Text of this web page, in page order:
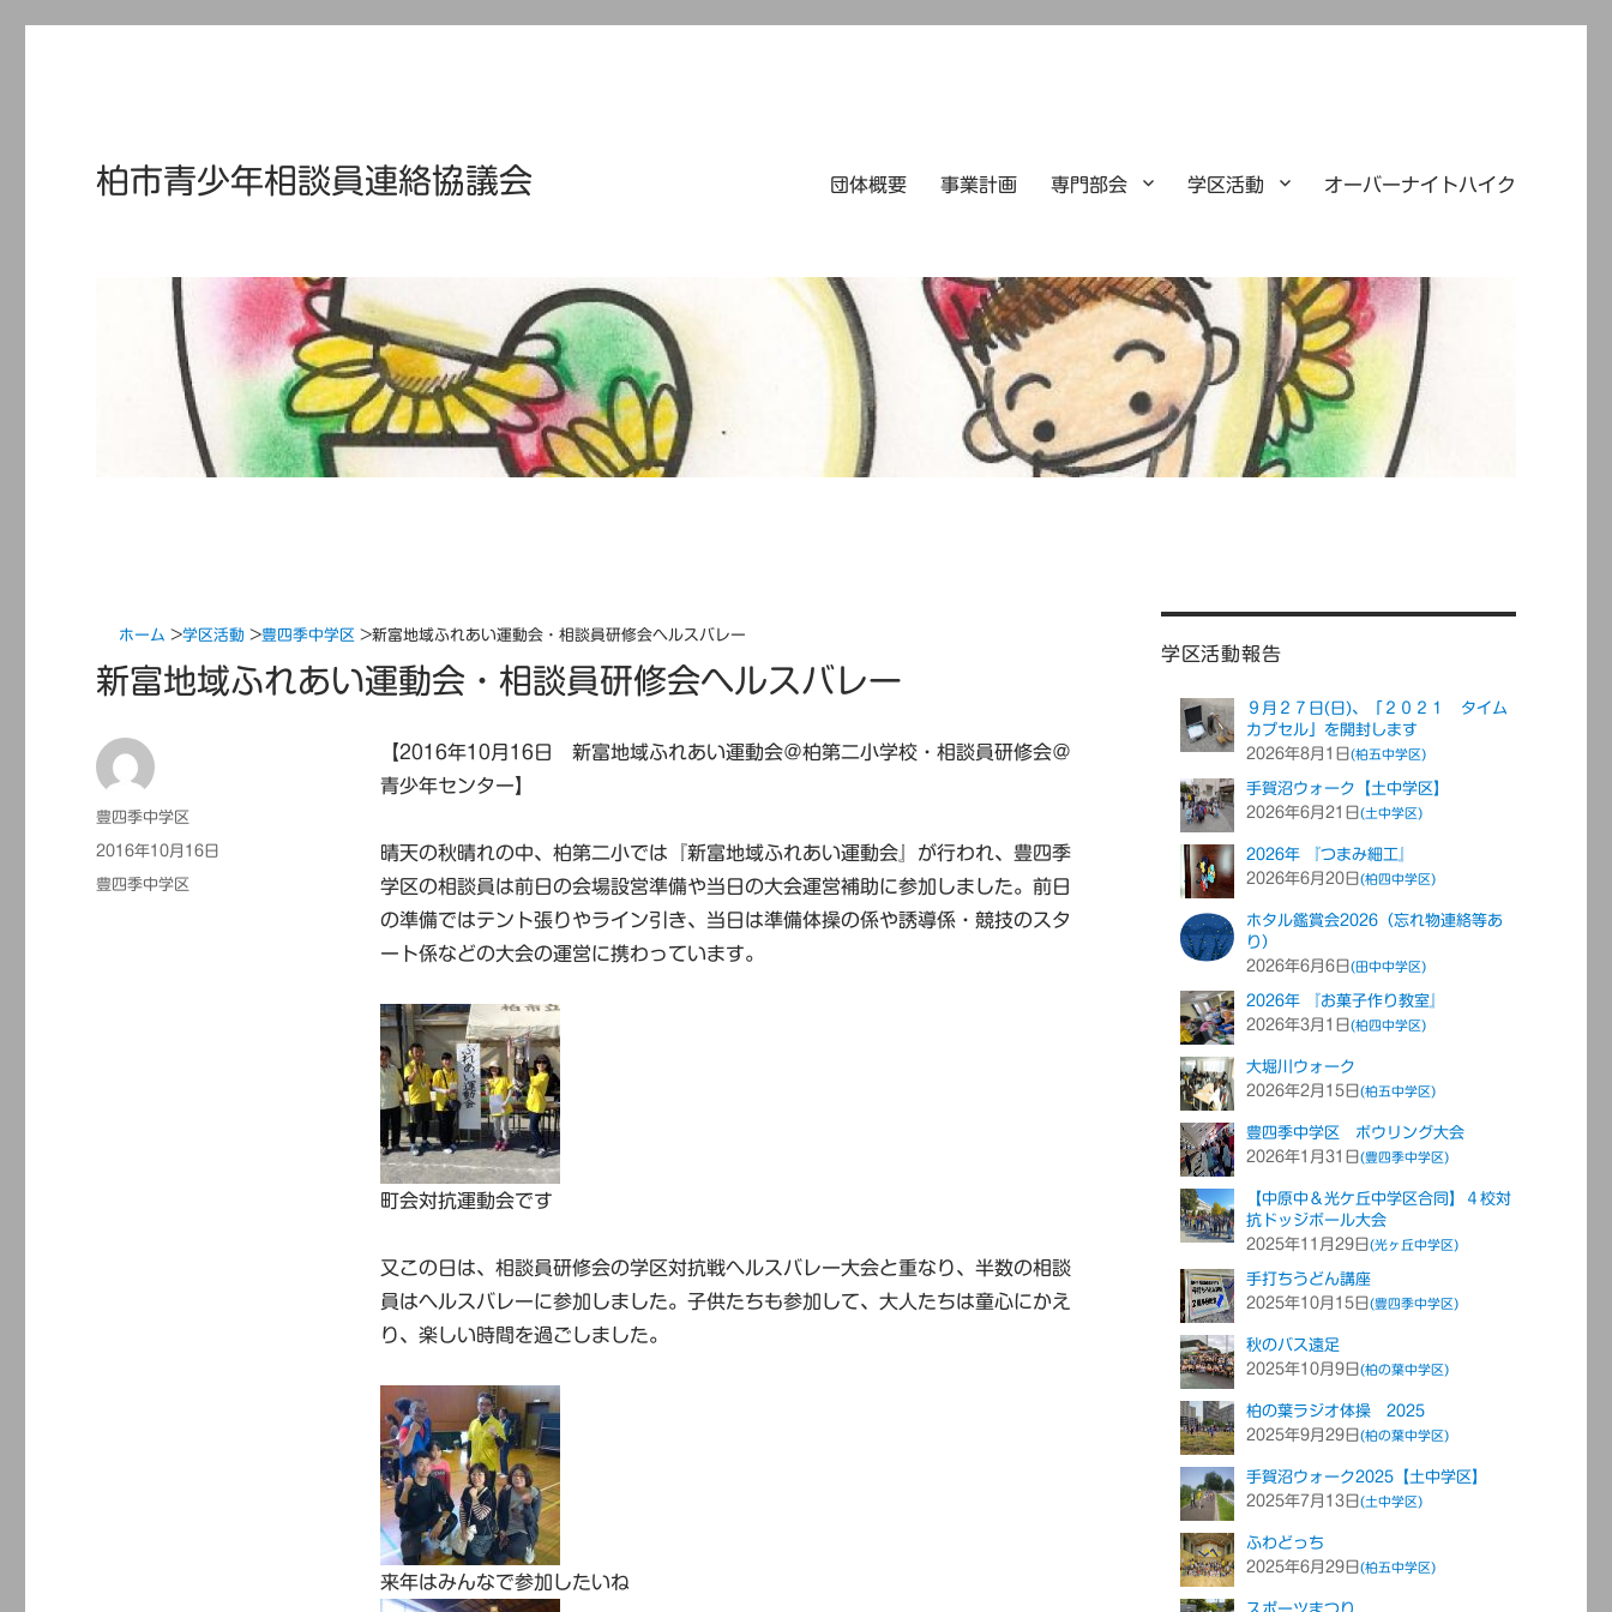
柏市青少年相談員連絡協議会 団体概要 事業計画 専門部会 学区活動 オーバーナイトハイク
ホーム >学区活動 >豊四季中学区 >新富地域ふれあい運動会・相談員研修会ヘルスバレー
新富地域ふれあい運動会・相談員研修会ヘルスバレー
【2016年10月16日 新富地域ふれあい運動会＠柏第二小学校・相談員研修会＠
青少年センター】
晴天の秋晴れの中、柏第二小では『新富地域ふれあい運動会』が行われ、豊四季
学区の相談員は前日の会場設営準備や当日の大会運営補助に参加しました。前日
の準備ではテント張りやライン引き、当日は準備体操の係や誘導係・競技のスタ
ート係などの大会の運営に携わっています。
町会対抗運動会です
又この日は、相談員研修会の学区対抗戦ヘルスバレー大会と重なり、半数の相談
員はヘルスバレーに参加しました。子供たちも参加して、大人たちは童心にかえ
り、楽しい時間を過ごしました。
来年はみんなで参加したいね
投
稿
豊四季中学区
投
稿
2016年10月16日
カ
豊四季中学区
学区活動報告
９月２７日(日)、「２０２１ タイム
カプセル」を開封します
2026年8月1日(柏五中学区)
手賀沼ウォーク【土中学区】
2026年6月21日(土中学区)
2026年 『つまみ細工』
2026年6月20日(柏四中学区)
ホタル鑑賞会2026（忘れ物連絡等あ
り）
2026年6月6日(田中中学区)
2026年 『お菓子作り教室』
2026年3月1日(柏四中学区)
大堀川ウォーク
2026年2月15日(柏五中学区)
豊四季中学区 ボウリング大会
2026年1月31日(豊四季中学区)
【中原中＆光ケ丘中学区合同】４校対
抗ドッジボール大会
2025年11月29日(光ヶ丘中学区)
手打ちうどん講座
2025年10月15日(豊四季中学区)
秋のバス遠足
2025年10月9日(柏の葉中学区)
柏の葉ラジオ体操 2025
2025年9月29日(柏の葉中学区)
手賀沼ウォーク2025【土中学区】
2025年7月13日(土中学区)
ふわどっち
2025年6月29日(柏五中学区)
スポーツまつり